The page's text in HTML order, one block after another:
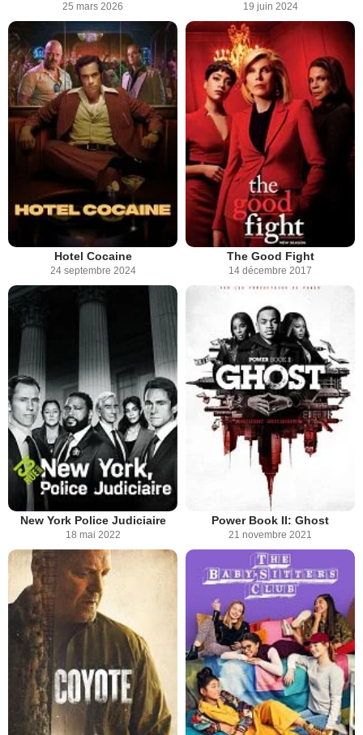
25 mars 2026 19 juin 2024
Hotel Cocaine
24 septembre 2024
The Good Fight
14 décembre 2017
New York Police Judiciaire
18 mai 2022
Power Book II: Ghost
21 novembre 2021